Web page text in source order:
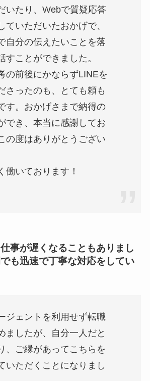
いたり、Webで質疑応答
ていただいたおかげで、
自分の伝えたいことを落
すことができました。
の前後にかならずLINEを
さったのも、とても頼も
す。おかげさまで納得の
でき、本当に感謝してお
の度はありがとうござい
働いております！
事が遅くなることもありまし
も迅速で丁寧な対応をしてい
ジェントを利用せず転職
ましたが、自分一人だと
、ご縁があってこちらを
いただくことになりまし